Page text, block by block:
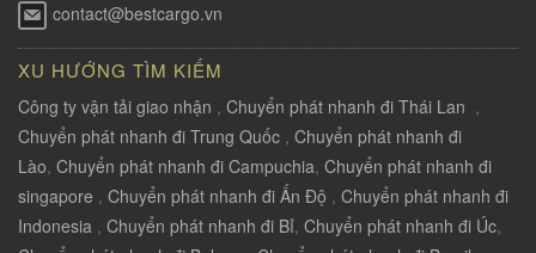
contact@bestcargo.vn
XU HƯỚNG TÌM KIẾM
Công ty vận tải giao nhận , Chuyển phát nhanh đi Thái Lan ,
Chuyển phát nhanh đi Trung Quốc , Chuyển phát nhanh đi
Lào, Chuyển phát nhanh đi Campuchia, Chuyển phát nhanh đi
singapore , Chuyển phát nhanh đi Ấn Độ , Chuyển phát nhanh đi
Indonesia , Chuyển phát nhanh đi Bỉ, Chuyển phát nhanh đi Úc,